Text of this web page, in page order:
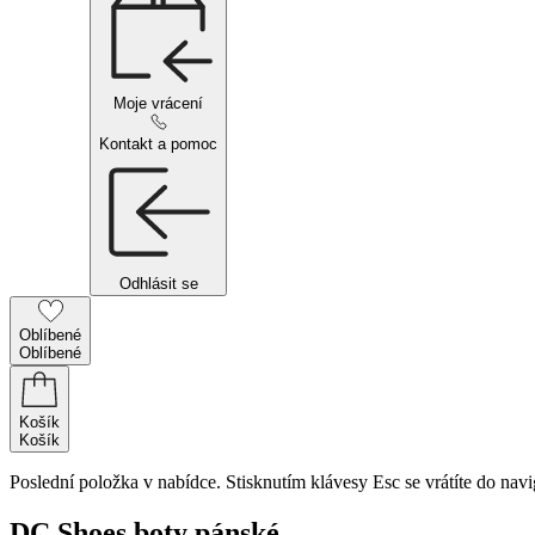
Moje vrácení
Kontakt a pomoc
Odhlásit se
Oblíbené
Oblíbené
Košík
Košík
Poslední položka v nabídce. Stisknutím klávesy Esc se vrátíte do